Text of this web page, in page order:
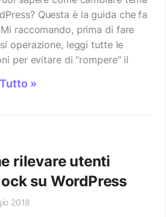
Questa è la guida che fa
raccomando, prima di fare
operazione, leggi tutte le
per evitare di “rompere” il
»
rilevare utenti
su WordPress
2018